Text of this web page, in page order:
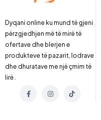
Dyqani online ku mund të gjeni
përzgjedhjen më të mirë të
ofertave dhe blerjen e
produkteve të pazarit, lodrave
dhe dhuratave me një çmim të
lirë .